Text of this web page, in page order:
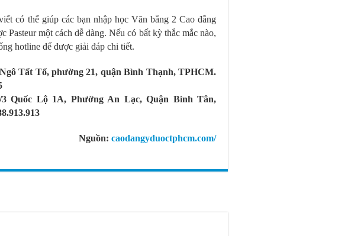
có thể giúp các bạn nhập học Văn bằng 2 Cao đẳng
một cách dễ dàng. Nếu có bất kỳ thắc mắc nào,
hotline để được giải đáp chi tiết.
Tất Tố, phường 21, quận Bình Thạnh, TPHCM.
Quốc Lộ 1A, Phường An Lạc, Quận Bình Tân,
Nguồn: caodangyduoctphcm.com/